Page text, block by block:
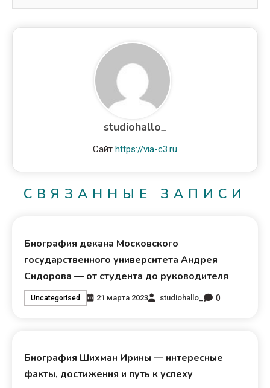
studiohallo_
Сайт https://via-c3.ru
СВЯЗАННЫЕ ЗАПИСИ
Биография декана Московского
государственного университета Андрея
Сидорова — от студента до руководителя
Uncategorised 21 марта 2023 studiohallo_ 0
Биография Шихман Ирины — интересные
факты, достижения и путь к успеху